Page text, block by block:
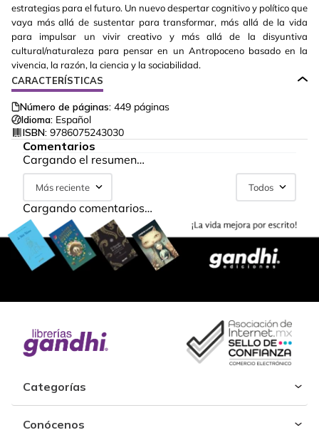
estrategias para el futuro. Un nuevo despertar cognitivo y político que
vaya más allá de sustentar para transformar, más allá de la vida
para impulsar un vivir creativo y más allá de la disyuntiva
cultural/naturaleza para pensar en un Antropoceno basado en la
vivencia, la razón, la ciencia y la sociabilidad.
CARACTERÍSTICAS
Número de páginas: 449 páginas
Idioma: Español
ISBN: 9786075243030
Comentarios
Cargando el resumen…
Más reciente Todos
Cargando comentarios…
Categorías
Conócenos